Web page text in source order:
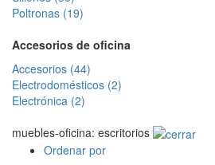
Poltronas (19)
Accesorios de oficina
Accesorios (44)
Electrodomésticos (2)
Electrónica (2)
muebles-oficina: escritorios
Ordenar por